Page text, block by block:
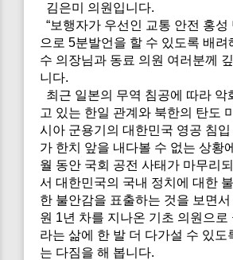
김은미 의원입니다.
“보행자가 우선인 교통 안전 홍성
으로 5분발언을 할 수 있도록 배려
수 의장님과 동료 의원 여러분께
니다.
최근 일본의 무역 침공에 따라 악
고 있는 한일 관계와 북한의 탄도
시아 군용기의 대한민국 영공 침입
가 한치 앞을 내다볼 수 없는 상황
월 동안 국회 공전 사태가 마무리
서 대한민국의 국내 정치에 대한
한 불안감을 표출하는 것을 보면서
원 1년 차를 지나온 기초 의원으로
라는 삶에 한 발 더 다가설 수 있도
는 다짐을 해 봅니다.